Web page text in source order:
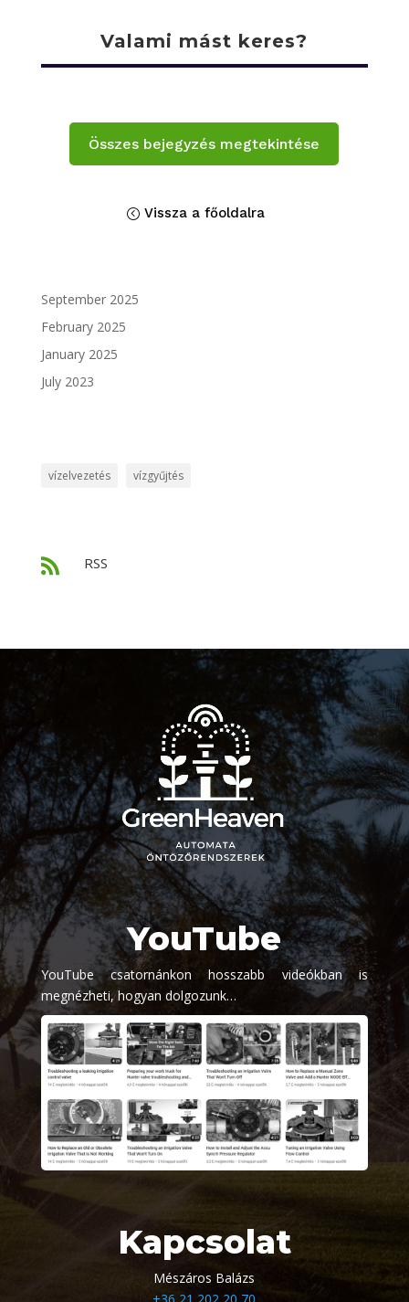
Valami mást keres?
Összes bejegyzés megtekintése
Vissza a főoldalra
September 2025
February 2025
January 2025
July 2023
vízelvezetés vízgyűjtés
 RSS
YouTube
YouTube csatornánkon hosszabb videókban is
megnézheti, hogyan dolgozunk…
Kapcsolat
Mészáros Balázs